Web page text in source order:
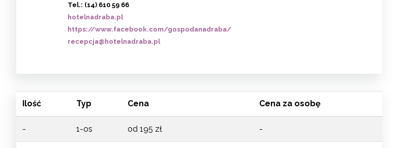
Tel.: (14) 610 59 66
hotelnadraba.pl
https://www.facebook.com/gospodanadraba/
recepcja@hotelnadraba.pl
Ilość Typ Cena Cena za osobę
- 1-os od 195 zł -